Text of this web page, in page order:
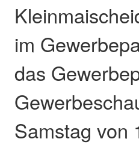
im
das
Samstag von